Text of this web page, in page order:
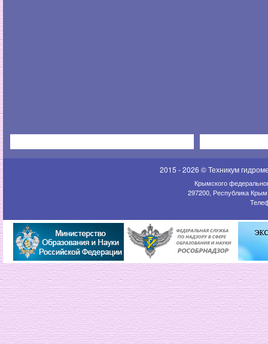
2015 - 2026 © Техникум
Крымского
297200, Республика